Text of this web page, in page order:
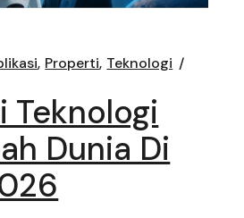
Properti Teknologi
Teknologi
Dunia Di